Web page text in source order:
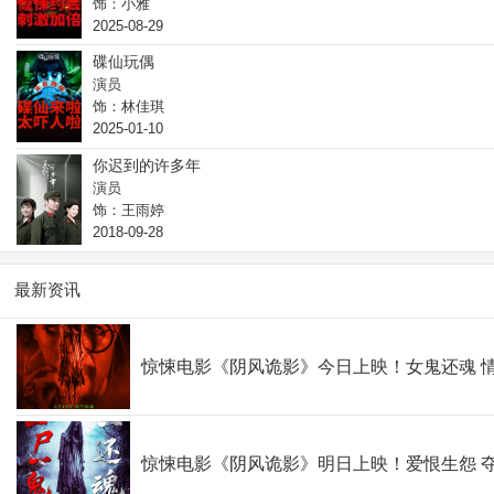
饰：小雅
2025-08-29
碟仙玩偶
演员
饰：林佳琪
2025-01-10
你迟到的许多年
演员
饰：王雨婷
2018-09-28
最新资讯
惊悚电影《阴风诡影》今日上映！女鬼还魂
惊悚电影《阴风诡影》明日上映！爱恨生怨